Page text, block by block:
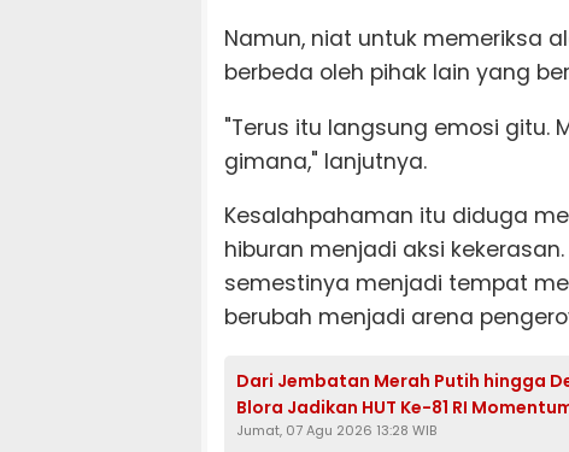
Namun, niat untuk memeriksa
berbeda oleh pihak lain yang
"Terus itu langsung emosi gitu.
gimana," lanjutnya.
Kesalahpahaman itu diduga
hiburan menjadi aksi
semestinya menjadi tempat
berubah menjadi arena
Dari Jembatan Merah Putih hingga
Blora Jadikan HUT Ke-81 RI
Jumat, 07 Agu 2026 13:28 WIB